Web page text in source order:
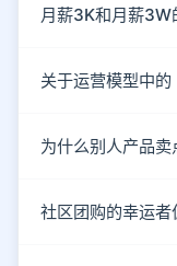
月薪3K和月薪3W
为什么别人产品卖
社区团购的幸运者